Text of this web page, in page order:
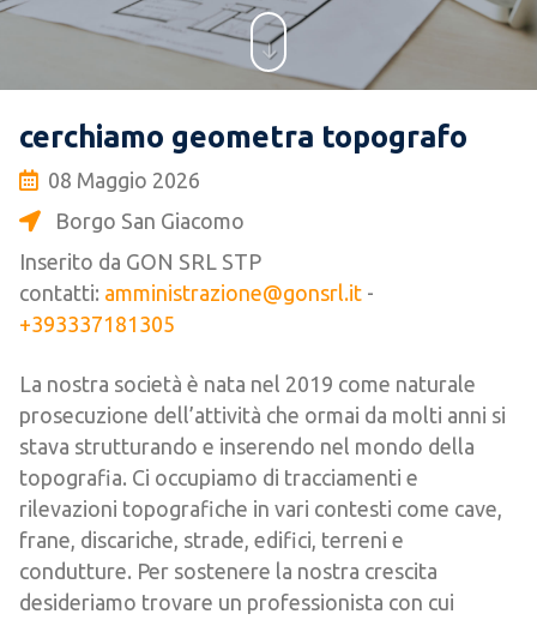
cerchiamo geometra topografo
08 Maggio 2026
Borgo San Giacomo
Inserito da GON SRL STP
contatti: amministrazione@gonsrl.it -
+393337181305
La nostra società è nata nel 2019 come naturale
prosecuzione dell’attività che ormai da molti anni si
stava strutturando e inserendo nel mondo della
topografia. Ci occupiamo di tracciamenti e
rilevazioni topografiche in vari contesti come cave,
frane, discariche, strade, edifici, terreni e
condutture. Per sostenere la nostra crescita
desideriamo trovare un professionista con cui